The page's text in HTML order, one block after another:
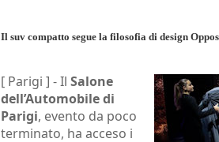
Il suv compatto segue la filosofia di design
[ Parigi ] -Il Salone
dell’Automobile di
Parigi, evento da poco
terminato, ha acceso i